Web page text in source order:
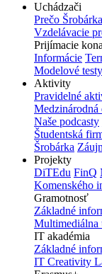
Uchádzači
Prečo
Vzdelávacie
Prijímacie
Informácie
Modelové testy
Aktivity
Pravidelné
Medzinárodná
Naše podcasty
Študentská
Šrobárka
Projekty
DiTEdu FinQ
Komenského
Gramotnosť
Základné
Multimediálna
IT akadémia
Základné
IT Creativity